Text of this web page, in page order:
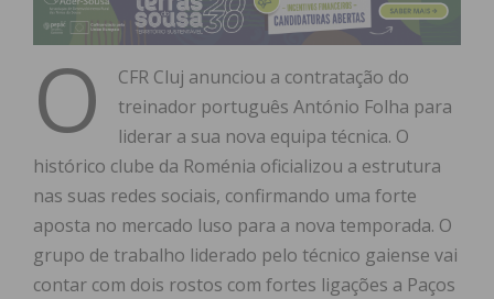
O
CFR Cluj anunciou a contratação do
treinador português António Folha para
liderar a sua nova equipa técnica. O
histórico clube da Roménia oficializou a estrutura
nas suas redes sociais, confirmando uma forte
aposta no mercado luso para a nova temporada. O
grupo de trabalho liderado pelo técnico gaiense vai
contar com dois rostos com fortes ligações a Paços